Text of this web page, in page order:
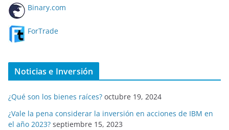
Binary.com
ForTrade
Noticias e Inversión
¿Qué son los bienes raíces? octubre 19, 2024
¿Vale la pena considerar la inversión en acciones de IBM en
el año 2023? septiembre 15, 2023